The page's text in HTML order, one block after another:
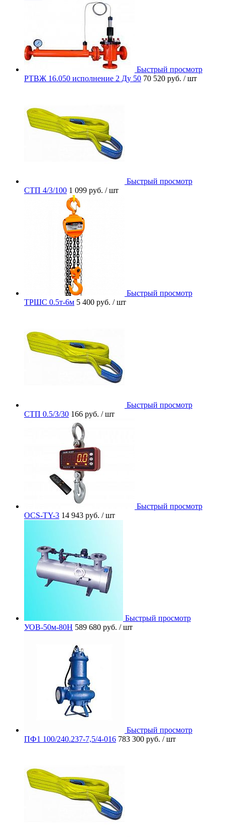
Быстрый просмотр
РТВЖ 16.050 исполнение 2 Ду 50 70 520 руб. / шт
Быстрый просмотр
СТП 4/3/100 1 099 руб. / шт
Быстрый просмотр
ТРШС 0.5т-6м 5 400 руб. / шт
Быстрый просмотр
СТП 0.5/3/30 166 руб. / шт
Быстрый просмотр
OCS-TY-3 14 943 руб. / шт
Быстрый просмотр
УОВ-50м-80Н 589 680 руб. / шт
Быстрый просмотр
ПФ1 100/240.237-7,5/4-016 783 300 руб. / шт